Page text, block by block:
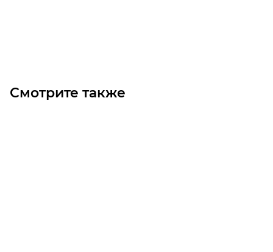
Смотрите также